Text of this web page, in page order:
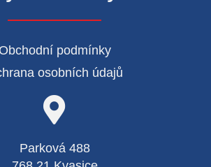
Obchodní podmínky
osobních údajů
Parková 488